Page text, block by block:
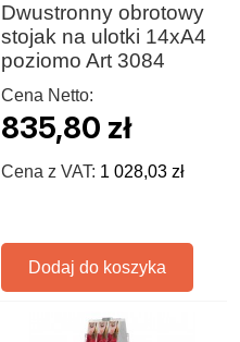
Dwustronny obrotowy
stojak na ulotki 14xA4
poziomo Art 3084
Cena Netto:
835,80 zł
Cena z VAT: 1 028,03 zł
Dodaj do koszyka